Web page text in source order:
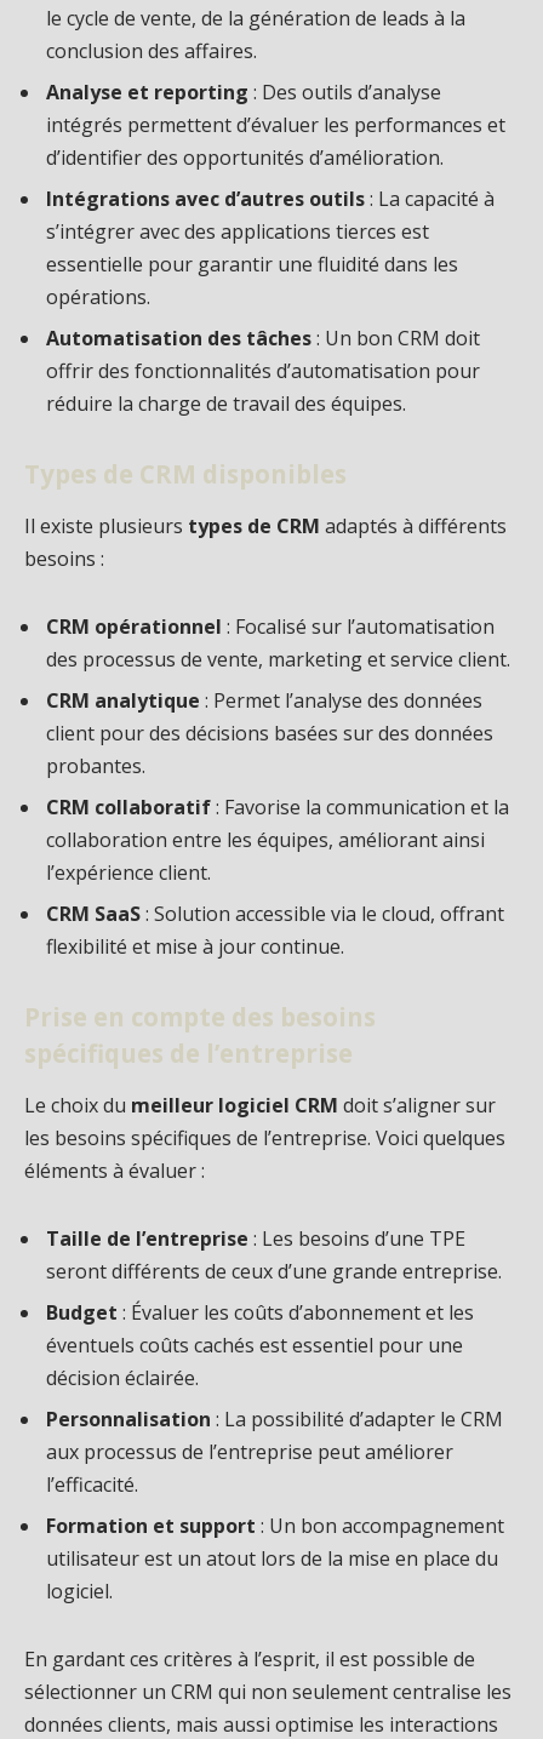
le cycle de vente, de la génération de leads à la
conclusion des affaires.
Analyse et reporting : Des outils d’analyse
intégrés permettent d’évaluer les performances et
d’identifier des opportunités d’amélioration.
Intégrations avec d’autres outils: La capacité à
s’intégrer avec des applications tierces est
essentielle pour garantir une fluidité dans les
opérations.
Automatisation des tâches: Un bon CRM doit
offrir des fonctionnalités d’automatisation pour
réduire la charge de travail des équipes.
Types de CRM disponibles
Il existe plusieurs types de CRM adaptés à différents
besoins :
CRM opérationnel : Focalisé sur l’automatisation
des processus de vente, marketing et service client.
CRM analytique : Permet l’analyse des données
client pour des décisions basées sur des données
probantes.
CRM collaboratif: Favorise la communication et la
collaboration entre les équipes, améliorant ainsi
l’expérience client.
CRM SaaS: Solution accessible via le cloud, offrant
flexibilité et mise à jour continue.
Prise en compte des besoins
spécifiques de l’entreprise
Le choix du meilleur logiciel CRM doit s’aligner sur
les besoins spécifiques de l’entreprise. Voici quelques
éléments à évaluer :
Taille de l’entreprise : Les besoins d’une TPE
seront différents de ceux d’une grande entreprise.
Budget : Évaluer les coûts d’abonnement et les
éventuels coûts cachés est essentiel pour une
décision éclairée.
Personnalisation : La possibilité d’adapter le CRM
aux processus de l’entreprise peut améliorer
l’efficacité.
Formation et support : Un bon accompagnement
utilisateur est un atout lors de la mise en place du
logiciel.
En gardant ces critères à l’esprit, il est possible de
sélectionner un CRM qui non seulement centralise les
données clients, mais aussi optimise les interactions